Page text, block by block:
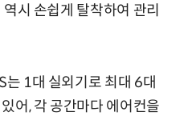
시 손쉽게 탈착하여 관리
는 1대 실외기로 최대 6대
어, 각 공간마다 에어컨을